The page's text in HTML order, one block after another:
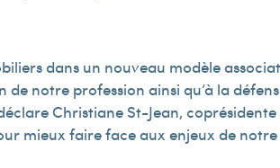
dans un nouveau modèle
notre profession ainsi qu’à la
Christiane St-Jean, coprésidente
mieux faire face aux enjeux de